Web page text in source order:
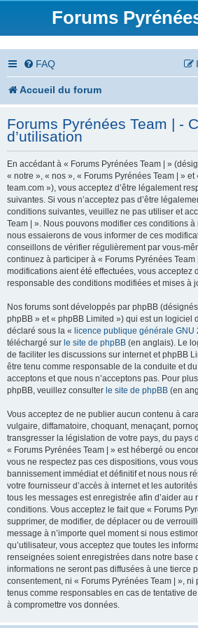
Forums
FAQ
Accueil du forum
Forums Pyrénées Team | -
d’utilisation
En accédant à « Forums Pyrénées Team | »
« notre », « nos », « Forums Pyrénées Team | »
team.com »), vous acceptez d’être légalement
suivantes. Si vous n’acceptez pas d’être
conditions suivantes, veuillez ne pas utiliser et
Team | ». Nous pouvons modifier ces conditions à
nous essaierons de vous informer de ces
conseillons de vérifier régulièrement par vous-
continuez à participer à « Forums Pyrénées
modifications aient été effectuées, vous acceptez
responsable des conditions modifiées et mises à
Nos forums sont développés par phpBB
phpBB » et « phpBB Limited ») qui est un logiciel
déclaré sous la « licence publique générale GNU
téléchargé sur le site de phpBB (en anglais). Le
de faciliter les discussions sur internet et phpBB
être tenu comme responsable de la conduite et
acceptons et que nous n’acceptons pas. Pour
phpBB, veuillez consulter le site de phpBB (en
Vous acceptez de ne publier aucun contenu à
vulgaire, diffamatoire, choquant, menaçant,
transgresser la législation de votre pays, du pays
« Forums Pyrénées Team | » est hébergé ou
vous ne respectez pas ces dispositions, vous
bannissement immédiat et définitif et nous nous
votre fournisseur d’accès à internet et les
tous les messages est enregistrée afin d’aider au
conditions. Vous acceptez le fait que « Forums
supprimer, de modifier, de déplacer ou de
message à n’importe quel moment si nous
qu’utilisateur, vous acceptez que toutes les
renseignées soient enregistrées dans notre base
informations ne seront pas diffusées à une tierce
consentement, ni « Forums Pyrénées Team | », ni
tenus comme responsables en cas de tentative
à compromettre vos données.